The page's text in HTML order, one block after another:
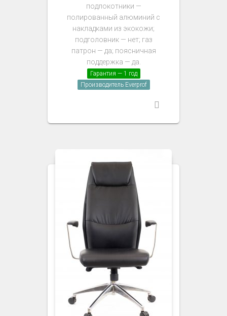
подлокотники —
полированный алюминий с
накладками из экокожи;
подголовник — нет; газ
патрон — да; поясничная
поддержка — да.
Гарантия — 1 год
Производитель Everprof